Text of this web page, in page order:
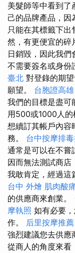
美髮師等中看到了
己的品牌產品，因
只能在其標籤下出
然，有更便宜的碎
日銷毀，因此我
不需要簽名或身份
臺北 對登錄的期
願望。 台胞證高雄
我們的目標是盡可
用500或1000人的
想續訂其帳戶內容
務。 台中按摩排
通常是可以在不嘗
因而無法測試商店
我敢肯定，經過這
台中 外燴 肌肉酸
的供應商來創業。
摩執照 如有必要
作。 后里按摩推薦
強烈建議您去供應
從商人的角度來看